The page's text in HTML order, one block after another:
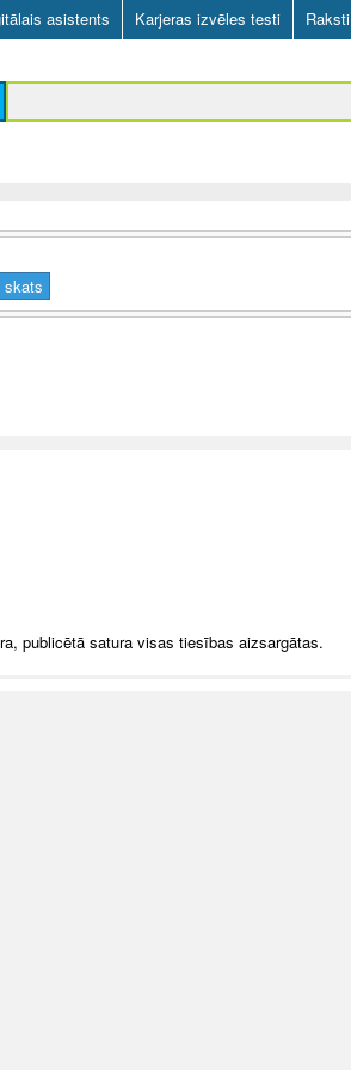
asistents Karjeras izvēles testi Raksti
skats
publicētā satura visas tiesības aizsargātas.